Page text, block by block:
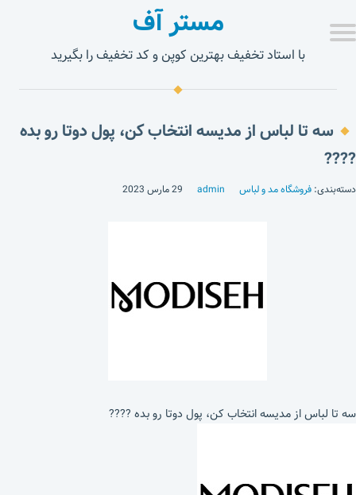
مستر آف
با استاد تخفیف بهترین کوپن و کد تخفیف را بگیرید
سه تا لباس از مدیسه انتخاب کن، پول دوتا رو بده
????
دسته‌بندی: فروشگاه مد و لباس admin 29 مارس 2023
سه تا لباس از مدیسه انتخاب کن، پول دوتا رو بده ????